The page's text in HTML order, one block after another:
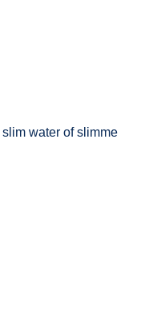
water of slimme